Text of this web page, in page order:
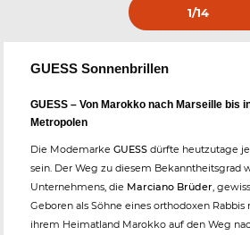
1/14
GUESS Sonnenbrillen
GUESS – Von Marokko nach Marseille bis
Metropolen
Die Modemarke GUESS dürfte heutzutage
sein. Der Weg zu diesem Bekanntheitsgrad
Unternehmens, die Marciano Brüder,
Geboren als Söhne eines orthodoxen Rabbis
ihrem Heimatland Marokko auf den Weg